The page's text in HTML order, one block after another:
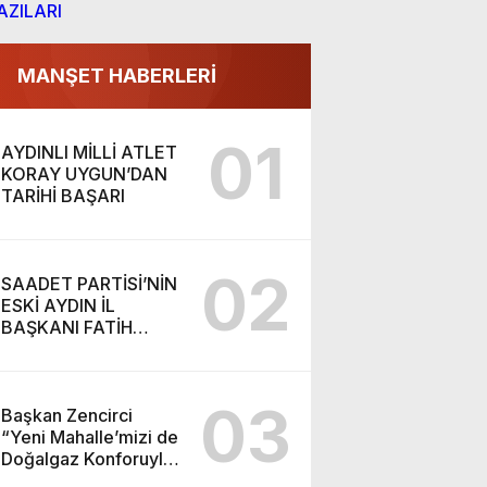
MANŞET HABERLERİ
AYDINLI MİLLİ ATLET
KORAY UYGUN’DAN
TARİHİ BAŞARI
01
SAADET PARTİSİ’NİN
ESKİ AYDIN İL
BAŞKANI FATİH
02
Başkan Zencirci
“Yeni Mahalle’mizi de
Doğalgaz Konforuyla
03